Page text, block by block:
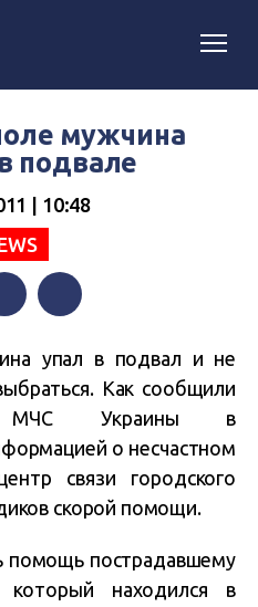
мужчина
подвале
| 10:48
упал в подвал и не
Как сообщили
МЧС Украины в
о несчастном
связи городского
скорой помощи.
помощь пострадавшему
который находился в